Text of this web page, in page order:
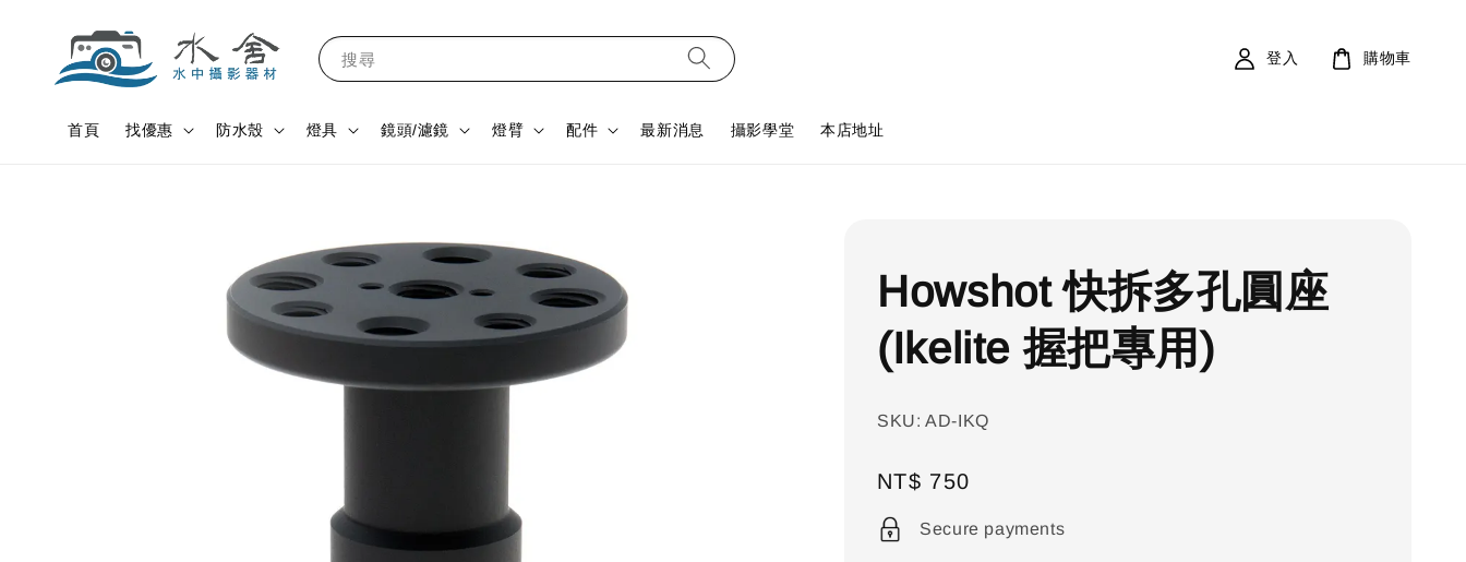
搜尋
首頁 找優惠 防水殼 燈具 鏡頭/濾鏡 燈臂 配件 最新消息 攝影學堂 本店地址
登入 購物車
Howshot 快拆多孔圓座
(Ikelite 握把專用)
SKU: AD-IKQ
Regular
price
NT$ 750
Secure payments